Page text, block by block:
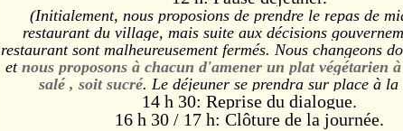
(Initialement, nous proposions de prendre le repas de
restaurant du village, mais suite aux décisions
restaurant sont malheureusement fermés. Nous changeons
et nous proposons à chacun d'amener un plat végétarien
salé , soit sucré. Le déjeuner se prendra sur place à la
14 h 30: Reprise du dialogue.
16 h 30 / 17 h: Clôture de la journée.